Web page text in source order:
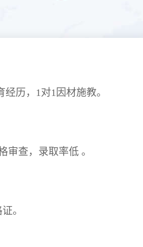
经历，1对1因材施教。
格审查，录取率低 。
TESL资格证。